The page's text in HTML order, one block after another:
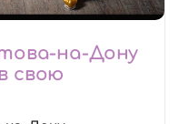
на-Дону
свою